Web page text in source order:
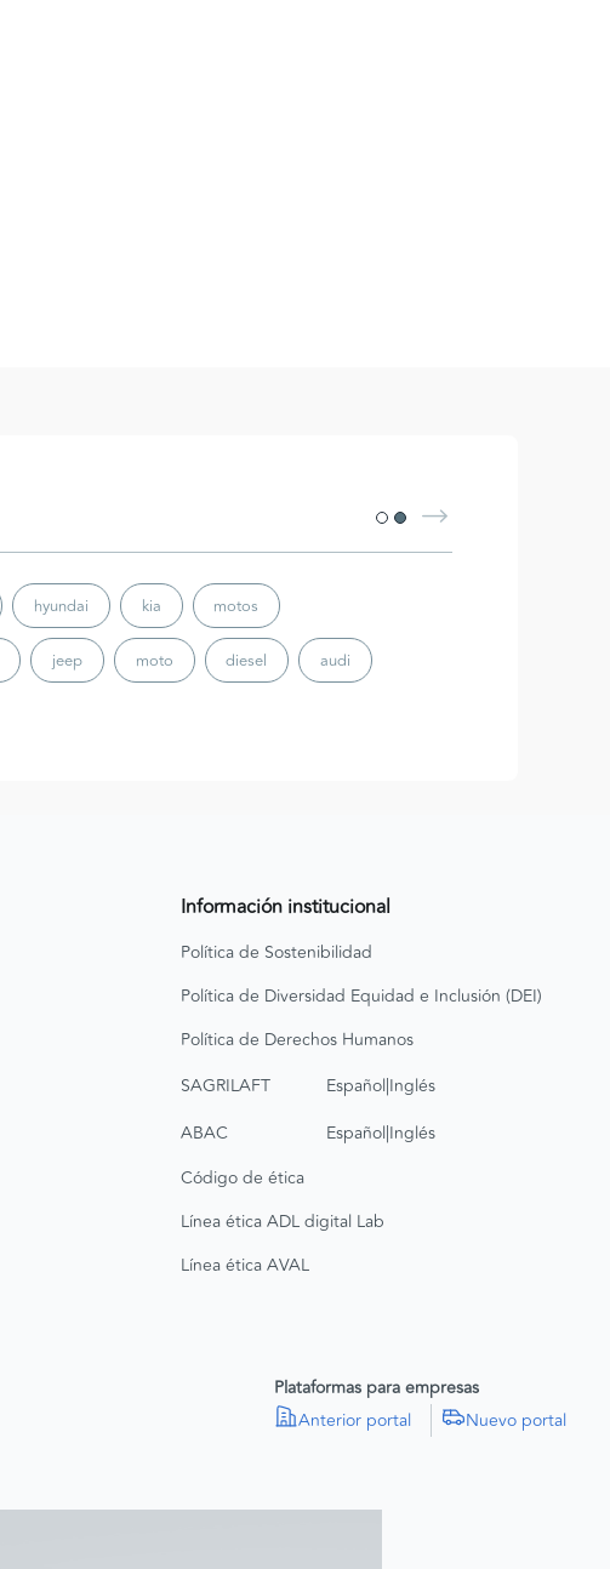
hyundai kia motos
jeep moto diesel audi
Información institucional
Política de Sostenibilidad
Política de Diversidad Equidad e Inclusión (DEI)
Política de Derechos Humanos
SAGRILAFT
Español|Inglés
ABAC
Español|Inglés
Código de ética
Línea ética ADL digital Lab
Línea ética AVAL
Plataformas para empresas
Anterior portal
Nuevo portal